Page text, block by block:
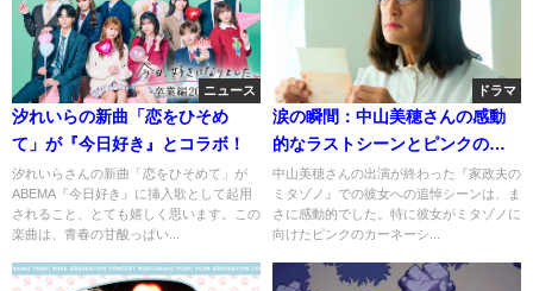
ニュース
汐れいらの新曲「恋をひそめ
て」が『今日好き』とコラボ！
汐れいらさんの新曲「恋をひそめて」が
ABEMA『今日好き』に挿入歌として起用
されること、とても嬉しく思います。この
楽曲は、青春の甘酸っぱい...
ドラマ
涙の瞬間：中山美穂さんの感動
的なラストシーンとピンクのカ
ーネーション
中山美穂さんの出演が終わった『家政夫の
ミタゾノ』での彼女への追悼シーンは、ま
さに感動的でした。特に彼女がミタゾノに
向けたピンクのカーネーシ...